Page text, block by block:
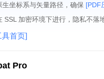
坐标系与矢量路径，确保 [PDF
SSL 加密环境下进行，隐私不落
首页]
Pro